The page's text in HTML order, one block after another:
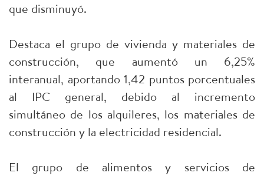
que disminuyó.
Destaca el grupo de vivienda y materiales de
construcción, que aumentó un 6,25%
interanual, aportando 1,42 puntos porcentuales
al IPC general, debido al incremento
simultáneo de los alquileres, los materiales de
construcción y la electricidad residencial.
El grupo de alimentos y servicios de